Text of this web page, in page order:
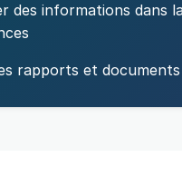
des informations dans
rapports et documents